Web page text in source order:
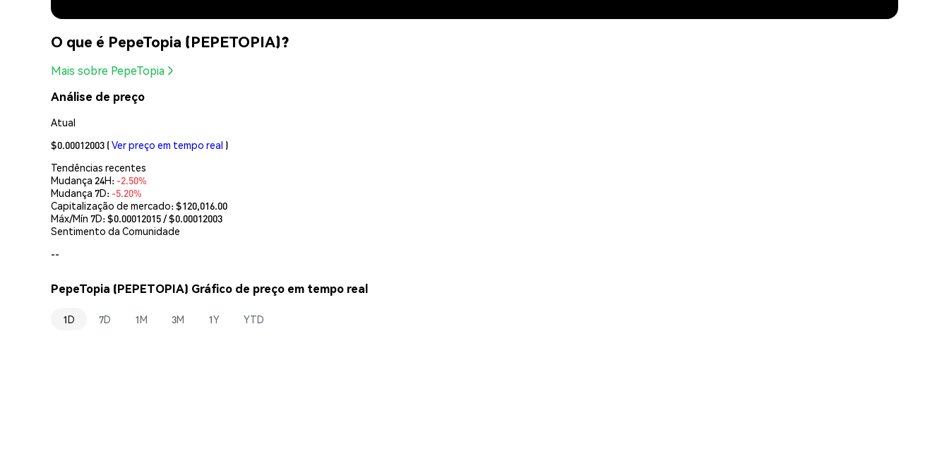
O que é PepeTopia (PEPETOPIA)?
Mais sobre PepeTopia
Análise de preço
Atual
$0.00012003 (Ver preço em tempo real )
Tendências recentes
Mudança 24H: -2.50%
Mudança 7D: -5.20%
Capitalização de mercado:$120,016.00
Máx/Mín 7D: $0.00012015/ $0.00012003
Sentimento da Comunidade
--
PepeTopia (PEPETOPIA) Gráfico de preço em tempo real
1D 7D 1M 3M 1Y YTD